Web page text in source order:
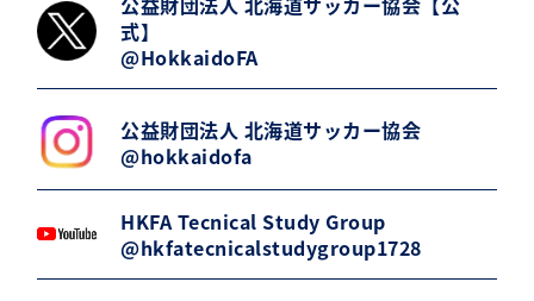
式】
@HokkaidoFA
公益財団法人 北海道サッカー協会
@hokkaidofa
HKFA Tecnical Study Group
@hkfatecnicalstudygroup1728